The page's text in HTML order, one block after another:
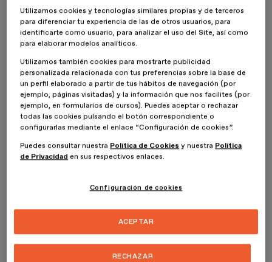
Buck
Si has estado viviendo debajo de una piedra desde 2004
posiblemente aún no conoces los trabajos de Buck.Los mejores
diseñadores del mundo se pelean para trabajar en este
estudioy solo algunos son los afortunados que lo consiguen. Este
estudio se denomina comouna empresa creativa, global e
impulsada por el talento. Buck ha construido un hogar para los
soñadores y creadores más talentosos del mundo en una cultura
creativa.
Google, Apple, Microsoft, IBM, Coca Cola, Facebook,
Fueron los pioneros en esto del Motion y supieron adaptarse a las
necesidades del mercado para convertirse en el monstruo
creativo que es hoy en día. Evidentemente esto no se consigue de
un día para el otro.El éxito de Buck ha sido mantener
relaciones de confianza con sus clientes y generar una
Utilizamos cookies y tecnologías similares propias y de terceros
para diferenciar tu experiencia de las de otros usuarios, para
identificarte como usuario, para analizar el uso del Site, así como
para elaborar modelos analíticos.
Utilizamos también cookies para mostrarte publicidad
personalizada relacionada con tus preferencias sobre la base de
un perfil elaborado a partir de tus hábitos de navegación (por
ejemplo, páginas visitadas) y la información que nos facilites (por
ejemplo, en formularios de cursos). Puedes aceptar o rechazar
todas las cookies pulsando el botón correspondiente o
configurarlas mediante el enlace “Configuración de cookies”.
Puedes consultar nuestra Política de Cookies y nuestra Política
de Privacidad en sus respectivos enlaces.
Configuración de cookies
RECHAZAR
ACEPTAR